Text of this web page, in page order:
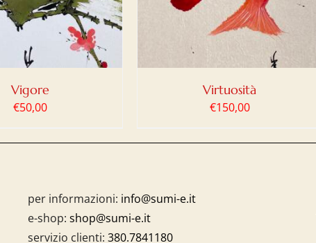
Vigore
€50,00
Virtuosità
€150,00
per informazioni: info@sumi-e.it
e-shop: shop@sumi-e.it
servizio clienti: 380.7841180